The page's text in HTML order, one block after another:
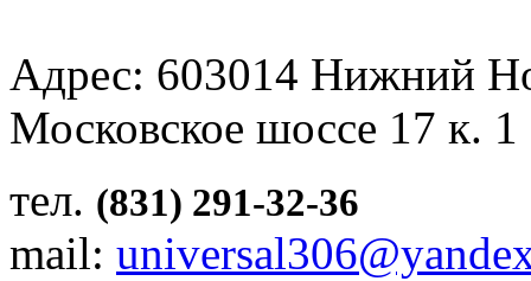
Адрес: 603014 Нижний
Московское шоссе 17 к.
тел. (831) 291-32-36
mail: